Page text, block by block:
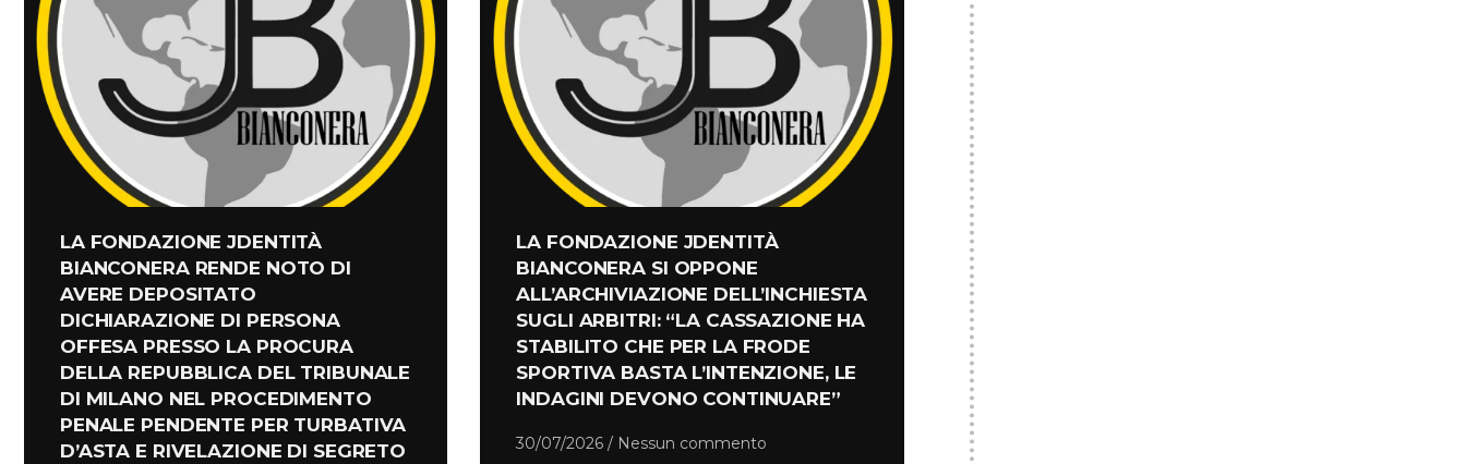
LA FONDAZIONE JDENTITÀ
BIANCONERA RENDE NOTO DI
AVERE DEPOSITATO
DICHIARAZIONE DI PERSONA
OFFESA PRESSO LA PROCURA
DELLA REPUBBLICA DEL TRIBUNALE
DI MILANO NEL PROCEDIMENTO
PENALE PENDENTE PER TURBATIVA
D’ASTA E RIVELAZIONE DI SEGRETO
LA FONDAZIONE JDENTITÀ
BIANCONERA SI OPPONE
ALL’ARCHIVIAZIONE DELL’INCHIESTA
SUGLI ARBITRI: “LA CASSAZIONE HA
STABILITO CHE PER LA FRODE
SPORTIVA BASTA L’INTENZIONE, LE
INDAGINI DEVONO CONTINUARE”
30/07/2026 Nessun commento